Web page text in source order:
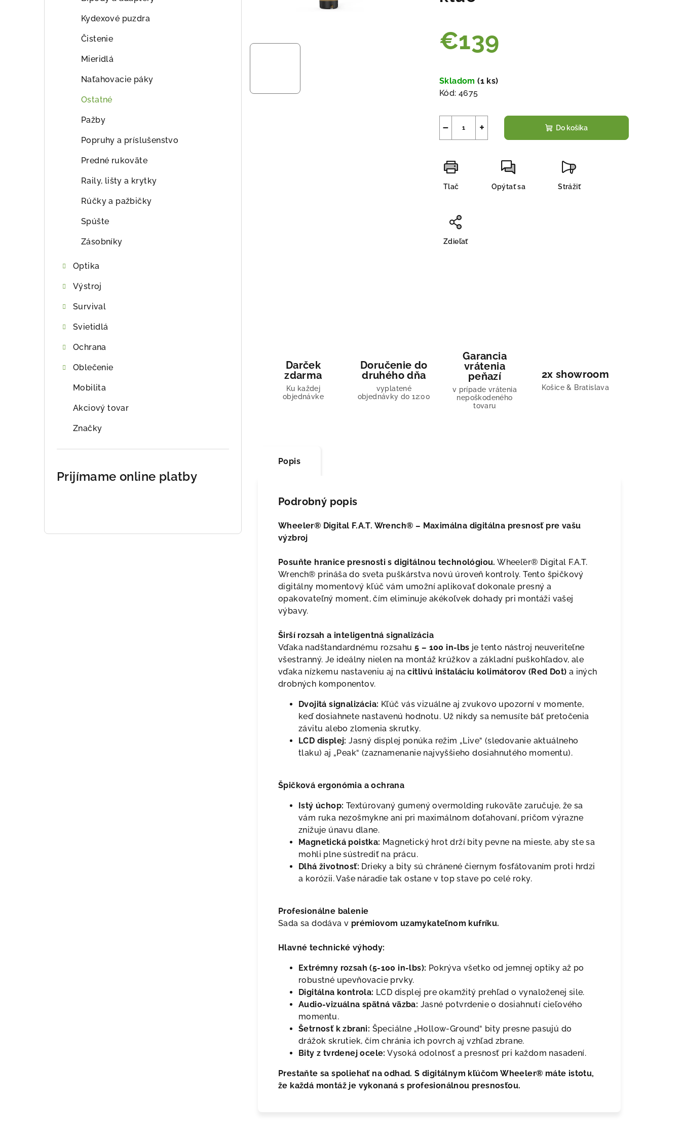
Kydexové puzdra
Čistenie
Mieridlá
Naťahovacie páky
Ostatné
Pažby
Popruhy a príslušenstvo
Predné rukoväte
Raily, lišty a krytky
Rúčky a pažbičky
Spúšte
Zásobníky
Optika
Výstroj
Survival
Svietidlá
Ochrana
Oblečenie
Mobilita
Akciový tovar
Značky
Prijímame online platby
€139
cena:
Skladom(1 ks)
Kód: 4675
+
− Do košíka
Tlač Opýtať sa Strážiť
Zdieľať
Darček
zdarma
Ku každej
objednávke
Doručenie do
druhého dňa
vyplatené
objednávky do 12:00
Garancia
vrátenia
peňazí
v prípade vrátenia
nepoškodeného
tovaru
2x showroom
Košice & Bratislava
Popis
Podrobný popis
Wheeler® Digital F.A.T. Wrench® – Maximálna digitálna presnosť pre vašu
výzbroj
Posuňte hranice presnosti s digitálnou technológiou. Wheeler® Digital F.A.T.
Wrench® prináša do sveta puškárstva novú úroveň kontroly. Tento špičkový
digitálny momentový kľúč vám umožní aplikovať dokonale presný a
opakovateľný moment, čím eliminuje akékoľvek dohady pri montáži vašej
výbavy.
Širší rozsah a inteligentná signalizácia
Vďaka nadštandardnému rozsahu 5 – 100 in-lbs je tento nástroj neuveriteľne
všestranný. Je ideálny nielen na montáž krúžkov a základní puškohľadov, ale
vďaka nízkemu nastaveniu aj nacitlivú inštaláciu kolimátorov (Red Dot) a iných
drobných komponentov.
Dvojitá signalizácia: Kľúč vás vizuálne aj zvukovo upozorní v momente,
keď dosiahnete nastavenú hodnotu. Už nikdy sa nemusíte báť pretočenia
závitu alebo zlomenia skrutky.
LCD displej: Jasný displej ponúka režim „Live“ (sledovanie aktuálneho
tlaku) aj „Peak“ (zaznamenanie najvyššieho dosiahnutého momentu).
Špičková ergonómia a ochrana
Istý úchop: Textúrovaný gumený overmolding rukoväte zaručuje, že sa
vám ruka nezošmykne ani pri maximálnom doťahovaní, pričom výrazne
znižuje únavu dlane.
Magnetická poistka: Magnetický hrot drží bity pevne na mieste, aby ste sa
mohli plne sústrediť na prácu.
Dlhá životnosť: Drieky a bity sú chránené čiernym fosfátovaním proti hrdzi
a korózii. Vaše náradie tak ostane v top stave po celé roky.
Profesionálne balenie
Sada sa dodáva v prémiovom uzamykateľnom kufríku.
Hlavné technické výhody:
Extrémny rozsah (5-100 in-lbs): Pokrýva všetko od jemnej optiky až po
robustné upevňovacie prvky.
Digitálna kontrola: LCD displej pre okamžitý prehľad o vynaloženej sile.
Audio-vizuálna spätná väzba: Jasné potvrdenie o dosiahnutí cieľového
momentu.
Šetrnosť k zbrani: Špeciálne „Hollow-Ground“ bity presne pasujú do
drážok skrutiek, čím chránia ich povrch aj vzhľad zbrane.
Bity z tvrdenej ocele: Vysoká odolnosť a presnosť pri každom nasadení.
Prestaňte sa spoliehať na odhad. S digitálnym kľúčom Wheeler® máte istotu,
že každá montáž je vykonaná s profesionálnou presnosťou.